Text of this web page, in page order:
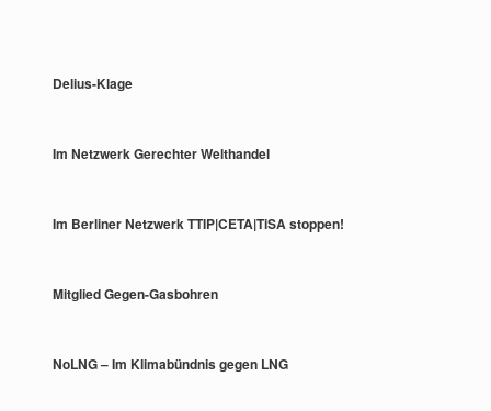
Delius-Klage
Im Netzwerk Gerechter Welthandel
Im Berliner Netzwerk TTIP|CETA|TiSA stoppen!
Mitglied Gegen-Gasbohren
NoLNG – Im Klimabündnis gegen LNG